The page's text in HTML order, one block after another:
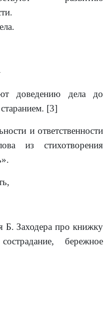
доведению дела до
[3]
и ответственности
из стихотворения
Б. Заходера про книжку
бережное